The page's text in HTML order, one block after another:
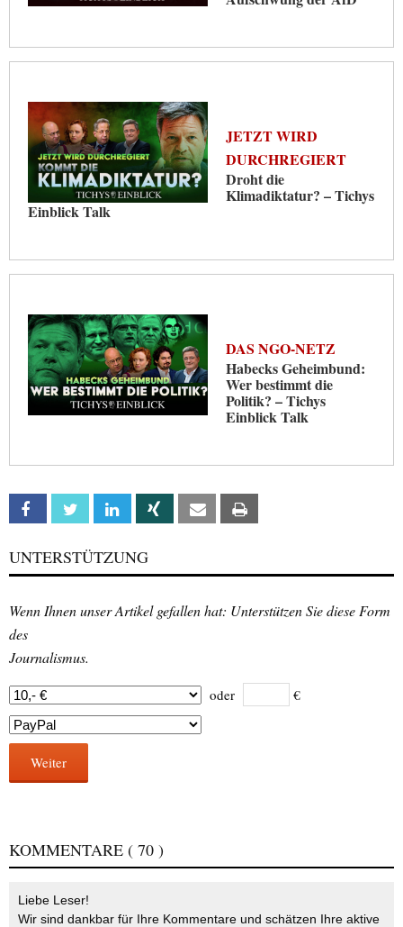
JETZT WIRD
DURCHREGIERT
Droht die
Klimadiktatur? – Tichys
Einblick Talk
DAS NGO-NETZ
Habecks Geheimbund:
Wer bestimmt die
Politik? – Tichys
Einblick Talk
Facebook Twitter Linkedin Xing Email
UNTERSTÜTZUNG
Wenn Ihnen unser Artikel gefallen hat: Unterstützen Sie diese Form
des
Journalismus.
oder €
Weiter
KOMMENTARE ( 70 )
Liebe Leser!
Wir sind dankbar für Ihre Kommentare und schätzen Ihre aktive